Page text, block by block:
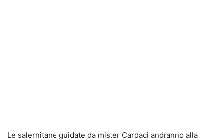
Le salernitane guidate da mister Cardaci andranno alla